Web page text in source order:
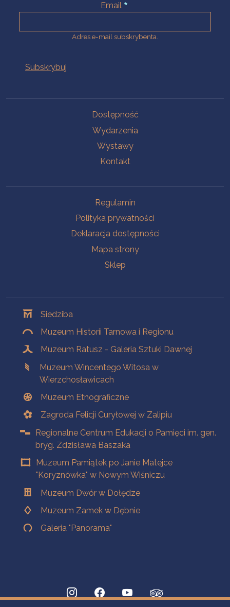
Email
Adres e-mail subskrybenta.
Dostępność
Wydarzenia
Wystawy
Kontakt
Regulamin
Polityka prywatności
Deklaracja dostępności
Mapa strony
Sklep
Siedziba
Muzeum Historii Tarnowa i Regionu
Muzeum Ratusz - Galeria Sztuki Dawnej
Muzeum Wincentego Witosa w
Wierzchosławicach
Muzeum Etnograficzne
Zagroda Felicji Curyłowej w Zalipiu
Regionalne Centrum Edukacji o Pamięci im. gen.
bryg. Zdzisława Baszaka
Muzeum Pamiątek po Janie Matejce
"Koryznówka" w Nowym Wiśniczu
Muzeum Dwór w Dołędze
Muzeum Zamek w Dębnie
Galeria "Panorama"